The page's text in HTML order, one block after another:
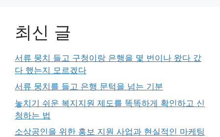
최신 글
서류 뭉치 들고 구청이랑 은행을 몇 번이나 왔다 갔
다 했는지 모르겠다
서류 뭉치를 들고 은행 문턱을 넘는 기분
놓치기 쉬운 복지지원 제도를 똑똑하게 확인하고 신
청하는 법
소상공인을 위한 홍보 지원 사업과 현실적인 마케팅